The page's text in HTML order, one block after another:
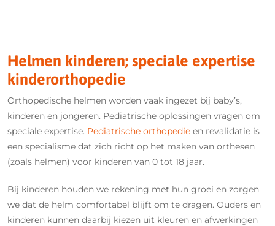
Helmen kinderen; speciale expertise
kinderorthopedie
Orthopedische helmen worden vaak ingezet bij baby’s,
kinderen en jongeren. Pediatrische oplossingen vragen om
speciale expertise. Pediatrische orthopedie en revalidatie is
een specialisme dat zich richt op het maken van orthesen
(zoals helmen) voor kinderen van 0 tot 18 jaar.
Bij kinderen houden we rekening met hun groei en zorgen
we dat de helm comfortabel blijft om te dragen. Ouders en
kinderen kunnen daarbij kiezen uit kleuren en afwerkingen